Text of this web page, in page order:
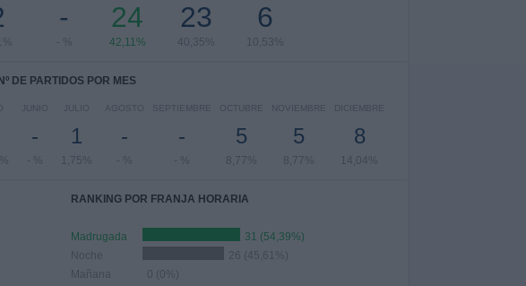
-
- %
24
42,11%
23
40,35%
6
10,53%
Nº DE PARTIDOS POR MES
JUNIO
-
- %
JULIO
1
1,75%
AGOSTO
-
- %
SEPTIEMBRE
-
- %
OCTUBRE
5
8,77%
NOVIEMBRE
5
8,77%
DICIEMBRE
8
14,04%
RANKING POR FRANJA HORARIA
Madrugada
31 (54,39%)
Noche
26 (45,61%)
Mañana
0 (0%)